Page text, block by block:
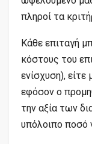
πληροί τα
Κάθε επιταγή
κόστους του
ενίσχυση),
εφόσον ο
την αξία των
υπόλοιπο ποσό